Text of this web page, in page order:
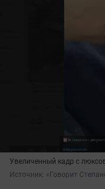
Увеличенный кадр с
Источник: «Говорит